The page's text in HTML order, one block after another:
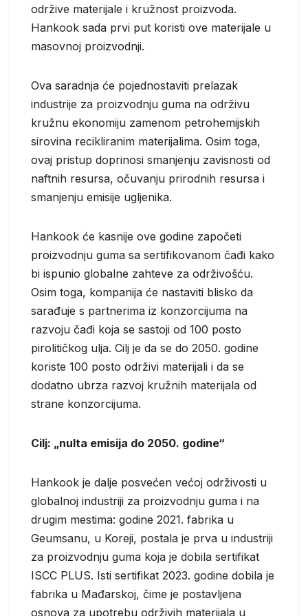
održive materijale i kružnost proizvoda.
Hankook sada prvi put koristi ove materijale u
masovnoj proizvodnji.
Ova saradnja će pojednostaviti prelazak
industrije za proizvodnju guma na održivu
kružnu ekonomiju zamenom petrohemijskih
sirovina recikliranim materijalima. Osim toga,
ovaj pristup doprinosi smanjenju zavisnosti od
naftnih resursa, očuvanju prirodnih resursa i
smanjenju emisije ugljenika.
Hankook će kasnije ove godine započeti
proizvodnju guma sa sertifikovanom čađi kako
bi ispunio globalne zahteve za održivošću.
Osim toga, kompanija će nastaviti blisko da
sarađuje ​​s partnerima iz konzorcijuma na
razvoju čađi koja se sastoji od 100 posto
pirolitičkog ulja. Cilj je da se do 2050. godine
koriste 100 posto održivi materijali i da se
dodatno ubrza razvoj kružnih materijala od
strane konzorcijuma.
Cilj: „nulta emisija do 2050. godine“
Hankook je dalje posvećen većoj održivosti u
globalnoj industriji za proizvodnju guma i na
drugim mestima: godine 2021. fabrika u
Geumsanu, u Koreji, postala je prva u industriji
za proizvodnju guma koja je dobila sertifikat
ISCC PLUS. Isti sertifikat 2023. godine dobila je
fabrika u Mađarskoj, čime je postavljena
osnova za upotrebu održivih materijala u